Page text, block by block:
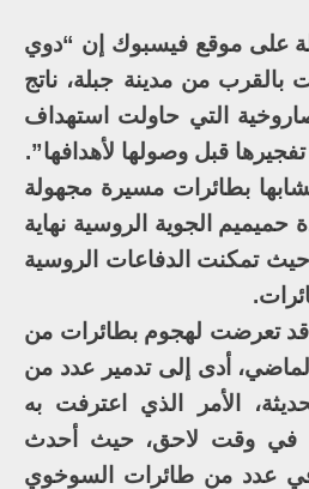
على موقع فيسبوك إن “دوي
بالقرب من مدينة جبلة، ناتج
التي حاولت استهداف
قبل وصولها لأهدافها”.
بطائرات مسيرة مجهولة
الجوية الروسية نهاية
تمكنت الدفاعات الروسية
تعرضت لهجوم بطائرات من
أدى إلى تدمير عدد من
الأمر الذي اعترفت به
في وقت لاحق، حيث أحدث
في عدد من طائرات السوخوي